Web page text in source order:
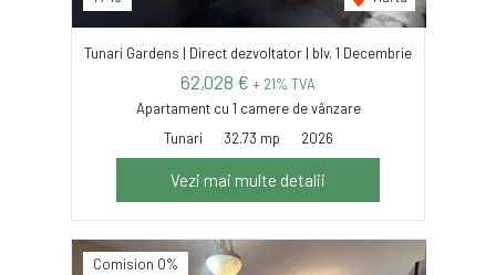
Tunari Gardens | Direct dezvoltator | blv. 1 Decembrie
62,028 € + 21% TVA
Apartament cu 1 camere de vânzare
Tunari
32.73 mp 2026
Vezi mai multe detalii
Comision 0%